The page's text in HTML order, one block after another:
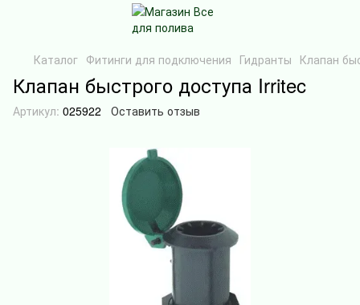
Каталог Фитинги для подключения Гидранты Клапан
Клапан быстрого доступа Irritec
Артикул: 025922 Оставить отзыв